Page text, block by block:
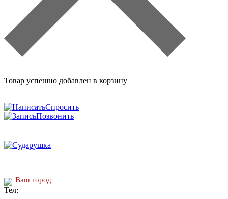
Товар успешно добавлен в корзину
Спросить
Позвонить
Ваш город